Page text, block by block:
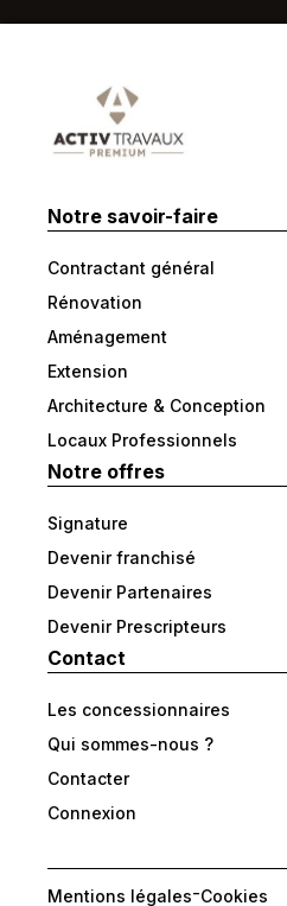
Notre savoir-faire
Contractant général
Rénovation
Aménagement
Extension
Architecture & Conception
Locaux Professionnels
Notre offres
Signature
Devenir franchisé
Devenir Partenaires
Devenir Prescripteurs
Contact
Les concessionnaires
Qui sommes-nous ?
Contacter
Connexion
Mentions légales-Cookies